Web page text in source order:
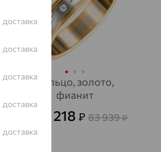
Кольцо, золото,
фианит
30 218₽ 83 939₽
доставка
доставка
доставка
доставка
доставка